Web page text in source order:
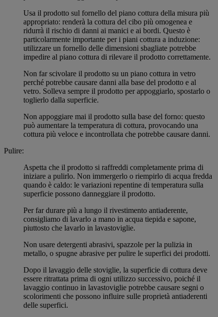
Usa il prodotto sul fornello del piano cottura della misura più
appropriato: renderà la cottura del cibo più omogenea e
ridurrà il rischio di danni ai manici e ai bordi. Questo è
particolarmente importante per i piani cottura a induzione:
utilizzare un fornello delle dimensioni sbagliate potrebbe
impedire al piano cottura di rilevare il prodotto correttamente.
Non far scivolare il prodotto su un piano cottura in vetro
perché potrebbe causare danni alla base del prodotto e al
vetro. Solleva sempre il prodotto per appoggiarlo, spostarlo o
toglierlo dalla superficie.
Non appoggiare mai il prodotto sulla base del forno: questo
può aumentare la temperatura di cottura, provocando una
cottura più veloce e incontrollata che potrebbe causare danni.
Pulire:
Aspetta che il prodotto si raffreddi completamente prima di
iniziare a pulirlo. Non immergerlo o riempirlo di acqua fredda
quando è caldo: le variazioni repentine di temperatura sulla
superficie possono danneggiare il prodotto.
Per far durare più a lungo il rivestimento antiaderente,
consigliamo di lavarlo a mano in acqua tiepida e sapone,
piuttosto che lavarlo in lavastoviglie.
Non usare detergenti abrasivi, spazzole per la pulizia in
metallo, o spugne abrasive per pulire le superfici dei prodotti.
Dopo il lavaggio delle stoviglie, la superficie di cottura deve
essere ritrattata prima di ogni utilizzo successivo, poiché il
lavaggio continuo in lavastoviglie potrebbe causare segni o
scolorimenti che possono influire sulle proprietà antiaderenti
delle superfici.